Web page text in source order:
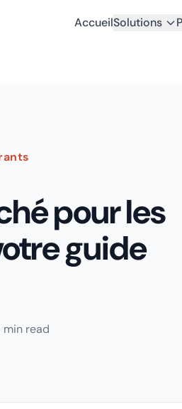
AccueilSolutions
pour les
guide
min read